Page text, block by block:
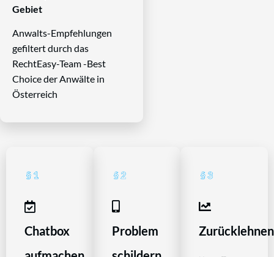
Gebiet
Anwalts-Empfehlungen
gefiltert durch das
RechtEasy-Team -Best
Choice der Anwälte in
Österreich
Chatbox
Problem
Zurücklehnen